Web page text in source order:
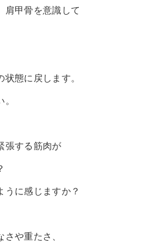
肩甲骨を意識して
態に戻します。
張する筋肉が
うに感じますか？
や重たさ、